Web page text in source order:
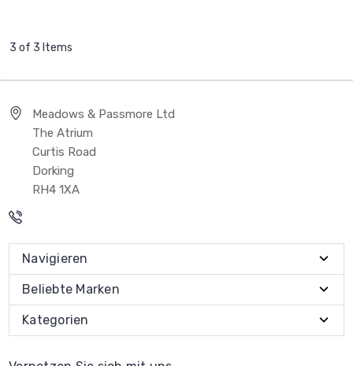
3 of 3 Items
Meadows & Passmore Ltd
The Atrium
Curtis Road
Dorking
RH4 1XA
Navigieren
Beliebte Marken
Kategorien